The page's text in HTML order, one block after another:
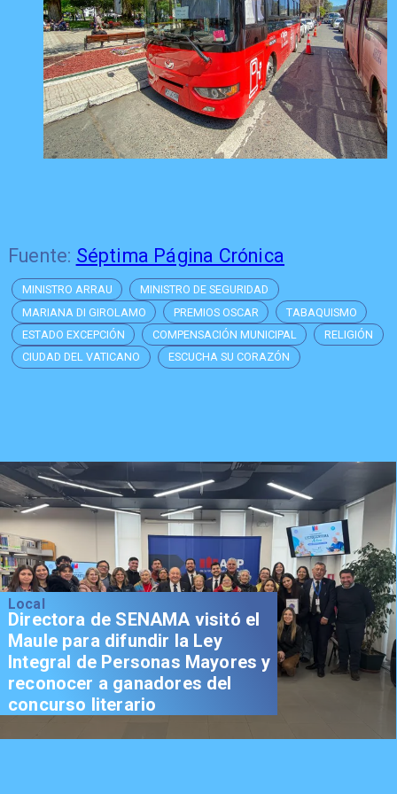
Fuente: Séptima Página Crónica
MINISTRO ARRAU
MINISTRO DE SEGURIDAD
MARIANA DI GIROLAMO
PREMIOS OSCAR
TABAQUISMO
ESTADO EXCEPCIÓN
COMPENSACIÓN MUNICIPAL
RELIGIÓN
CIUDAD DEL VATICANO
ESCUCHA SU CORAZÓN
Local
Directora de SENAMA visitó el
Maule para difundir la Ley
Integral de Personas Mayores y
reconocer a ganadores del
concurso literario